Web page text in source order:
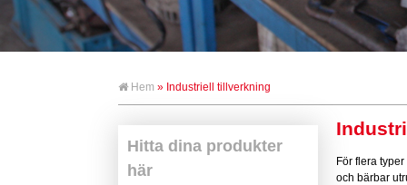
Hem » Industriell tillverkning
Hitta dina produkter
här
För flera
och bärbar